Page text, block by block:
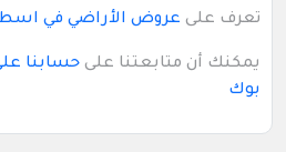
تعرف على عروض الأراضي في
يمكنك أن متابعتنا على حسابنا
بوك